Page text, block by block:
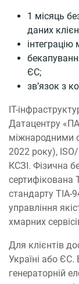
1 місяць
даних
ЄС;
зв’язок з
ІТ-
Датацентру
міжнародними
2022 року), ISO/
КСЗІ. Фізична
сертифікована
стандарту TIA-
управління
хмарних
Для клієнтів
Україні або ЄС.
генераторній